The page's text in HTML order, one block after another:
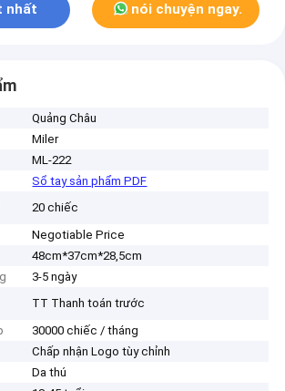
nhất nói chuyện ngay.
Quảng Châu
Miler
ML-222
Sổ tay sản phẩm PDF
20 chiếc
Negotiable Price
48cm*37cm*28,5cm
3-5 ngày
TT Thanh toán trước
30000 chiếc / tháng
Chấp nhận Logo tùy chỉnh
Da thú